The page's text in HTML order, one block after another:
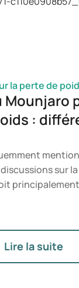
de
la perte de
Mounjaro
:
sur
de type 2.
des
sont
du traitement
Lire la suite